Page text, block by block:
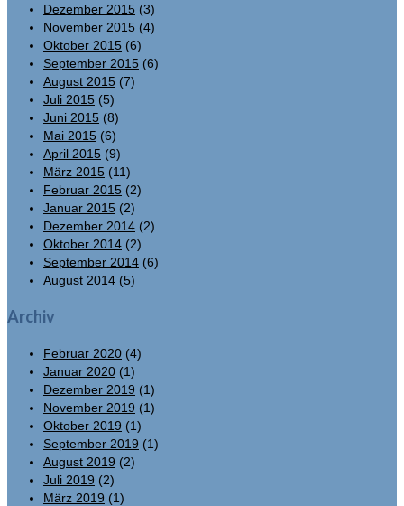
Dezember 2015 (3)
November 2015 (4)
Oktober 2015 (6)
September 2015 (6)
August 2015 (7)
Juli 2015 (5)
Juni 2015 (8)
Mai 2015 (6)
April 2015 (9)
März 2015 (11)
Februar 2015 (2)
Januar 2015 (2)
Dezember 2014 (2)
Oktober 2014 (2)
September 2014 (6)
August 2014 (5)
Archiv
Februar 2020 (4)
Januar 2020 (1)
Dezember 2019 (1)
November 2019 (1)
Oktober 2019 (1)
September 2019 (1)
August 2019 (2)
Juli 2019 (2)
März 2019 (1)